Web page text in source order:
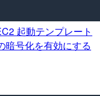
起動テンプレート
暗号化を有効にする